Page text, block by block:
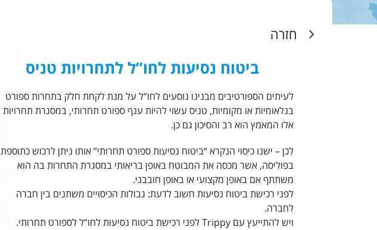
חזרה
ביטוח נסיעות לחו”ל לתחרויות טניס
לעיתים הספורטיבים מבנינו נוסעים לחו”ל על מנת לקחת חלק בתחרות ספורט
בנלאומיות או מקומיות, טניס עשוי להיות ענף ספורט תחרותי, במסגרת תחרויות
אלו המאמץ הוא רב והסיכון גם כן.
לכן – ישנו כיסוי הנקרא “ביטוח נסיעות ספורט תחרותי” אותו ניתן לרכוש כתוספת
בפוליסה, אשר מכסה את המבוטח באופן בריאותי במסגרת התחרות בה הוא
משתתף אם באופן מקצועי או באופן חובבני.
לפני רכישת ביטוח נסיעות חשוב לדעת: גבולות הכיסויים משתנים בין חברה
לחברה.
ויש להתייעץ עם Trippy לפני רכישת
ביטוח נסיעות לחו”ללספורט תחרותי.